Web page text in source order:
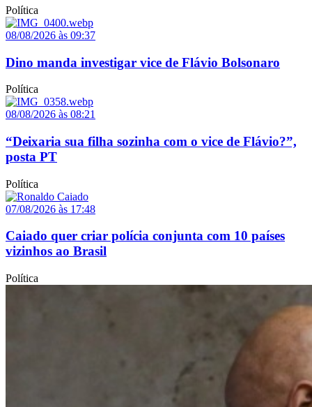
Política
08/08/2026 às 09:37
Dino manda investigar vice de Flávio Bolsonaro
Política
08/08/2026 às 08:21
“Deixaria sua filha sozinha com o vice de Flávio?”,
posta PT
Política
07/08/2026 às 17:48
Caiado quer criar polícia conjunta com 10 países
vizinhos ao Brasil
Política